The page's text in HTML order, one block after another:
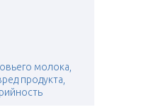
молока,
продукта,